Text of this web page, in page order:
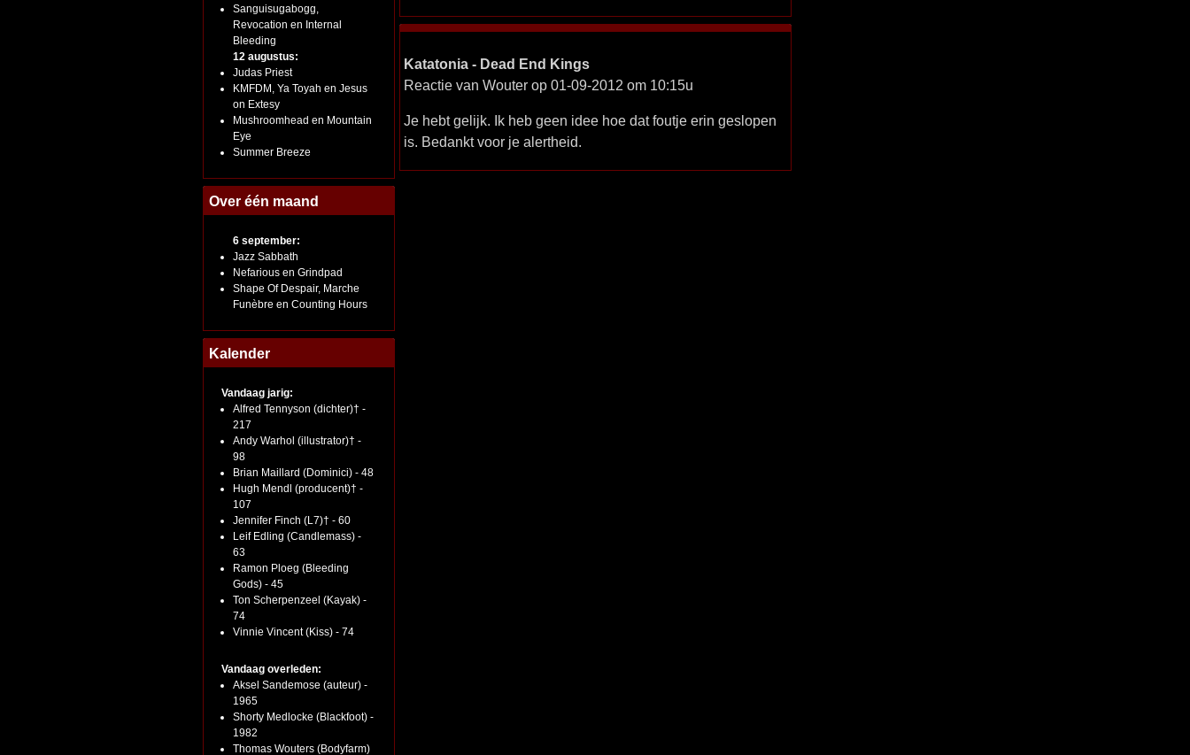
Sanguisugabogg,
Revocation en Internal
Bleeding
12 augustus:
Judas Priest
KMFDM, Ya Toyah en Jesus
on Extesy
Mushroomhead en Mountain
Eye
Summer Breeze
Over één maand
6 september:
Jazz Sabbath
Nefarious en Grindpad
Shape Of Despair, Marche
Funèbre en Counting Hours
Kalender
Vandaag jarig:
Alfred Tennyson (dichter)† -
217
Andy Warhol (illustrator)† -
98
Brian Maillard (Dominici) - 48
Hugh Mendl (producent)† -
107
Jennifer Finch (L7)† - 60
Leif Edling (Candlemass) -
63
Ramon Ploeg (Bleeding
Gods) - 45
Ton Scherpenzeel (Kayak) -
74
Vinnie Vincent (Kiss) - 74
Vandaag overleden:
Aksel Sandemose (auteur) -
1965
Shorty Medlocke (Blackfoot) -
1982
Thomas Wouters (Bodyfarm)
Katatonia - Dead End Kings
Reactie van Wouter op 01-09-2012 om 10:15u
Je hebt gelijk. Ik heb geen idee hoe dat foutje erin geslopen
is. Bedankt voor je alertheid.